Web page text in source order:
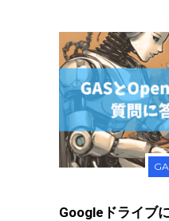
Googleドライブ